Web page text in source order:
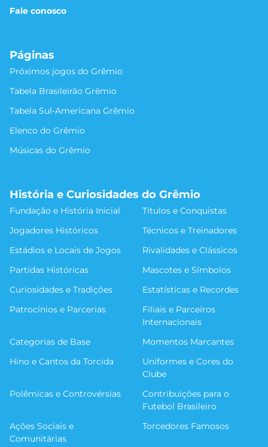
Fale conosco
Páginas
Próximos jogos do Grêmio
Tabela Brasileirão Grêmio
Tabela Sul-Americana Grêmio
Elenco do Grêmio
Músicas do Grêmio
História e Curiosidades do Grêmio
Fundação e História Inicial
Títulos e Conquistas
Jogadores Históricos
Técnicos e Treinadores
Estádios e Locais de Jogos
Rivalidades e Clássicos
Partidas Históricas
Mascotes e Símbolos
Curiosidades e Tradições
Estatísticas e Recordes
Patrocínios e Parcerias
Filiais e Parceiros
Internacionais
Categorias de Base
Momentos Marcantes
Hino e Cantos da Torcida
Uniformes e Cores do
Clube
Polêmicas e Controvérsias
Contribuições para o
Futebol Brasileiro
Ações Sociais e
Comunitárias
Torcedores Famosos